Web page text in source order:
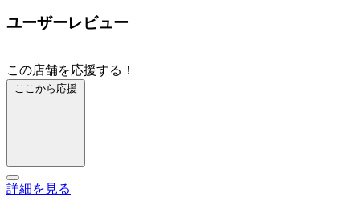
ユーザーレビュー
この店舗を応援する！
ここから応援
詳細を見る